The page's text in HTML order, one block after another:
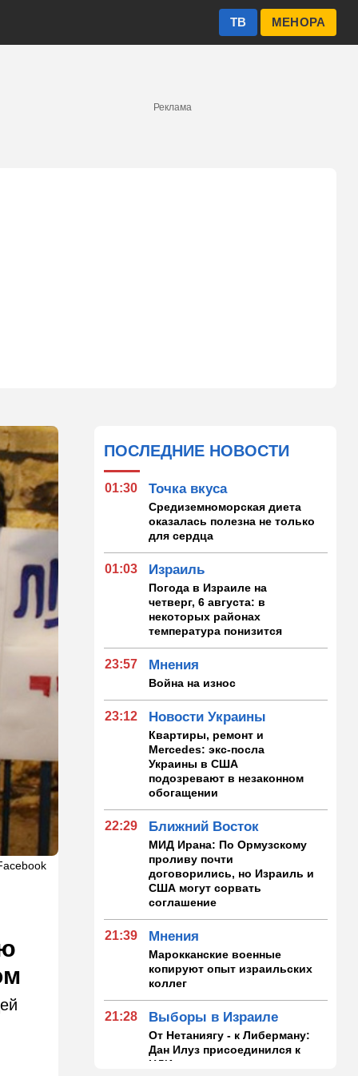
МЕНОРА
ТВ
Реклама
ПОСЛЕДНИЕ НОВОСТИ
01:30 Точка вкуса
Средиземноморская диета
оказалась полезна не только
для сердца
01:03 Израиль
Погода в Израиле на
четверг, 6 августа: в
некоторых районах
температура понизится
23:57 Мнения
Война на износ
23:12 Новости Украины
Квартиры, ремонт и
Mercedes: экс-посла
Украины в США
подозревают в незаконном
обогащении
22:29 Ближний Восток
МИД Ирана: По Ормузскому
проливу почти
договорились, но Израиль и
США могут сорвать
соглашение
21:39 Мнения
Марокканские военные
копируют опыт израильских
коллег
21:28 Выборы в Израиле
От Нетаниягу - к Либерману:
Дан Илуз присоединился к
НДИ